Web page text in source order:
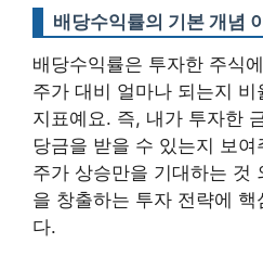
배당수익률의 기본 개념
배당수익률은 투자한 주식
주가 대비 얼마나 되는지
지표예요. 즉, 내가 투자한
당금을 받을 수 있는지 보
주가 상승만을 기대하는 것
을 창출하는 투자 전략에 핵
다.